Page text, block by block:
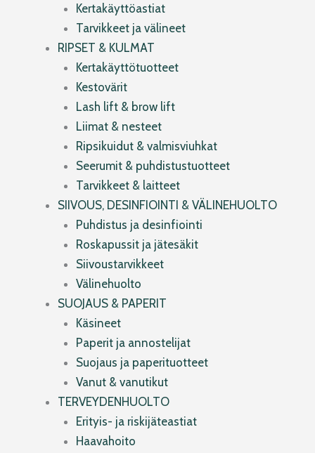
Kertakäyttöastiat
Tarvikkeet ja välineet
RIPSET & KULMAT
Kertakäyttötuotteet
Kestovärit
Lash lift & brow lift
Liimat & nesteet
Ripsikuidut & valmisviuhkat
Seerumit & puhdistustuotteet
Tarvikkeet & laitteet
SIIVOUS, DESINFIOINTI & VÄLINEHUOLTO
Puhdistus ja desinfiointi
Roskapussit ja jätesäkit
Siivoustarvikkeet
Välinehuolto
SUOJAUS & PAPERIT
Käsineet
Paperit ja annostelijat
Suojaus ja paperituotteet
Vanut & vanutikut
TERVEYDENHUOLTO
Erityis- ja riskijäteastiat
Haavahoito